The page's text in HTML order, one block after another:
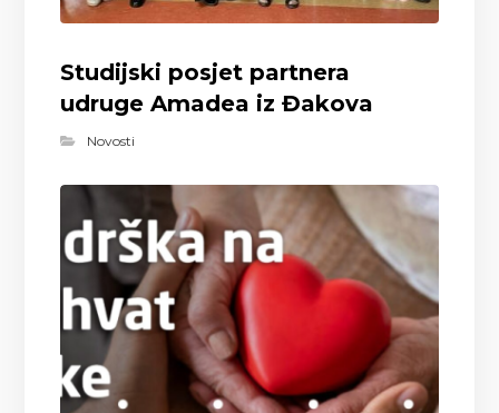
Studijski posjet partnera
udruge Amadea iz Đakova
Novosti